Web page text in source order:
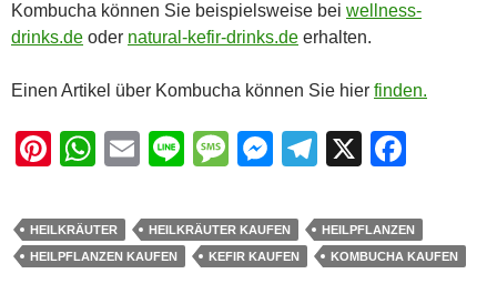
Kombucha können Sie beispielsweise bei wellness-
drinks.de oder natural-kefir-drinks.de erhalten.
Einen Artikel über Kombucha können Sie hier finden.
Pi
er
e
W
at
s
E
ail
Li
e
M
ss
a
M
ss
e
T
e
gr
X
c
e
HEILKRÄUTER HEILKRÄUTER KAUFEN
HEILPFLANZEN
HEILPFLANZEN KAUFEN
KEFIR KAUFEN KOMBUCHA KAUFEN